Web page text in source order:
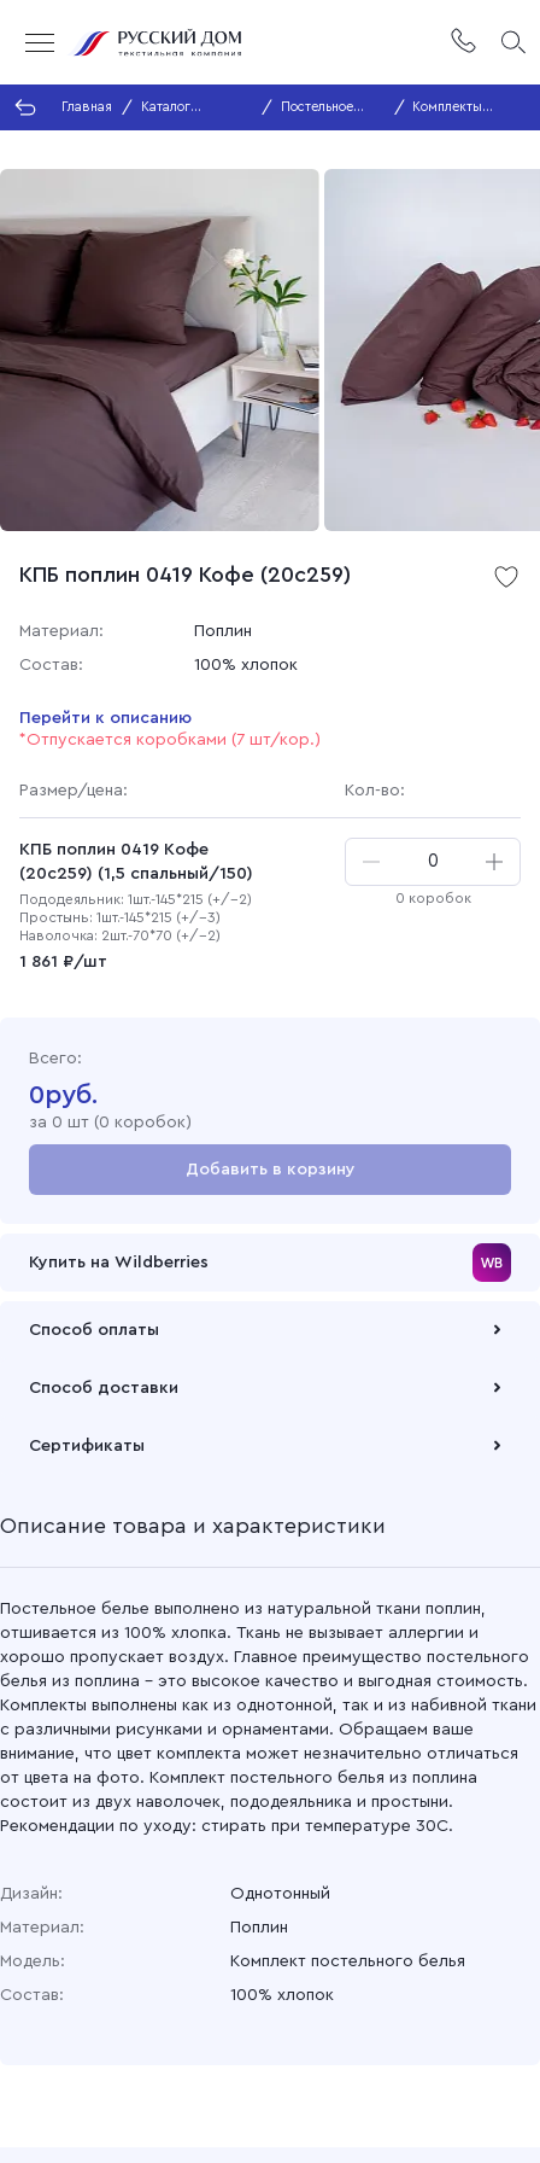
Главная
Каталог
продукции
Постельное
белье
Комплекты
постельного
КПБ поплин 0419 Кофе (20с259)
Материал:
Поплин
Состав:
100% хлопок
Перейти к описанию
*Отпускается коробками (7 шт/кор.)
Размер/цена: Кол-во:
КПБ поплин 0419 Кофе
(20с259) (1,5 спальный/150)
Пододеяльник: 1шт.-145*215 (+/-2)
Простынь: 1шт.-145*215 (+/-3)
Наволочка: 2шт.-70*70 (+/-2)
1 861 ₽/шт
0 коробок
Всего:
0руб.
за 0 шт (0 коробок)
Добавить в корзину
Купить на Wildberries
Способ оплаты
Способ доставки
наших складов или через транспортную компанию на Ваш
Подробнее
Сертификаты
Описание товара и характеристики
Постельное белье выполнено из натуральной ткани поплин,
отшивается из 100% хлопка. Ткань не вызывает аллергии и
хорошо пропускает воздух. Главное преимущество постельного
белья из поплина – это высокое качество и выгодная стоимость.
Комплекты выполнены как из однотонной, так и из набивной ткани
с различными рисунками и орнаментами. Обращаем ваше
внимание, что цвет комплекта может незначительно отличаться
от цвета на фото. Комплект постельного белья из поплина
состоит из двух наволочек, пододеяльника и простыни.
Рекомендации по уходу: стирать при температуре 30С.
Дизайн:
Однотонный
Материал:
Поплин
Модель:
Комплект постельного белья
Состав:
100% хлопок